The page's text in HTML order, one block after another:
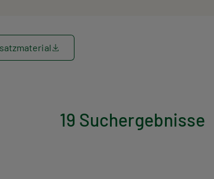
19 Suchergebnisse